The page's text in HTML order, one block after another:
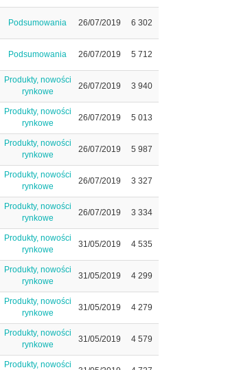
Podsumowania 26/07/2019 6 302
Podsumowania 26/07/2019 5 712
Produkty, nowości
rynkowe
26/07/2019 3 940
Produkty, nowości
rynkowe
26/07/2019 5 013
Produkty, nowości
rynkowe
26/07/2019 5 987
Produkty, nowości
rynkowe
26/07/2019 3 327
Produkty, nowości
rynkowe
26/07/2019 3 334
Produkty, nowości
rynkowe
31/05/2019 4 535
Produkty, nowości
rynkowe
31/05/2019 4 299
Produkty, nowości
rynkowe
31/05/2019 4 279
Produkty, nowości
rynkowe
31/05/2019 4 579
Produkty, nowości